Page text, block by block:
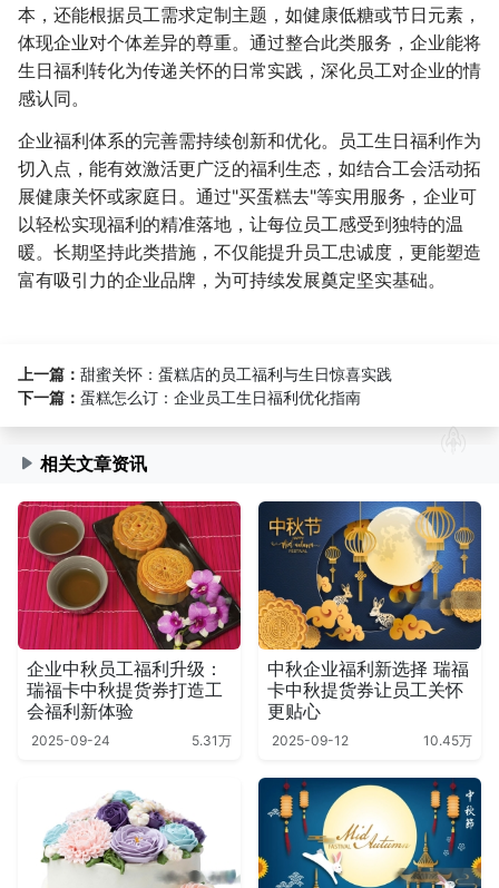
本，还能根据员工需求定制主题，如健康低糖或节日元素，
体现企业对个体差异的尊重。通过整合此类服务，企业能将
生日福利转化为传递关怀的日常实践，深化员工对企业的情
感认同。
企业福利体系的完善需持续创新和优化。员工生日福利作为
切入点，能有效激活更广泛的福利生态，如结合工会活动拓
展健康关怀或家庭日。通过"买蛋糕去"等实用服务，企业可
以轻松实现福利的精准落地，让每位员工感受到独特的温
暖。长期坚持此类措施，不仅能提升员工忠诚度，更能塑造
富有吸引力的企业品牌，为可持续发展奠定坚实基础。
上一篇： 甜蜜关怀：蛋糕店的员工福利与生日惊喜实践
下一篇： 蛋糕怎么订：企业员工生日福利优化指南
相关文章资讯
企业中秋员工福利升级：
瑞福卡中秋提货券打造工
会福利新体验
2025-09-24 5.31万
中秋企业福利新选择 瑞福
卡中秋提货券让员工关怀
更贴心
2025-09-12 10.45万